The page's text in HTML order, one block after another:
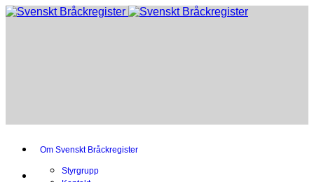
Om Svenskt Bråckregister
Styrgrupp